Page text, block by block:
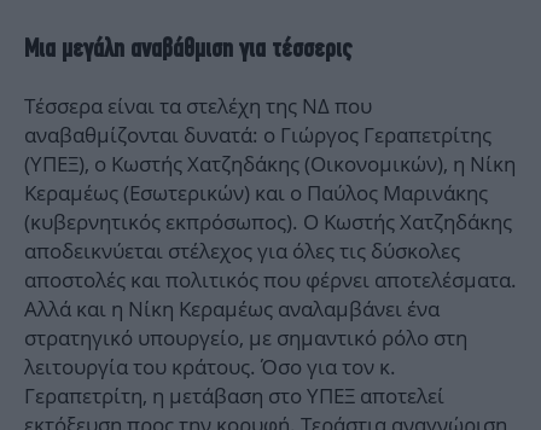
Μια μεγάλη αναβάθμιση για τέσσερις
Τέσσερα είναι τα στελέχη της ΝΔ που
αναβαθμίζονται δυνατά: ο Γιώργος Γεραπετρίτης
(ΥΠΕΞ), ο Κωστής Χατζηδάκης (Οικονομικών), η Νίκη
Κεραμέως (Εσωτερικών) και ο Παύλος Μαρινάκης
(κυβερνητικός εκπρόσωπος). Ο Κωστής Χατζηδάκης
αποδεικνύεται στέλεχος για όλες τις δύσκολες
αποστολές και πολιτικός που φέρνει αποτελέσματα.
Αλλά και η Νίκη Κεραμέως αναλαμβάνει ένα
στρατηγικό υπουργείο, με σημαντικό ρόλο στη
λειτουργία του κράτους. Όσο για τον κ.
Γεραπετρίτη, η μετάβαση στο ΥΠΕΞ αποτελεί
εκτόξευση προς την κορυφή. Τεράστια αναγνώριση